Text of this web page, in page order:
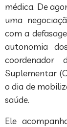
médica. De
uma
com a
autonomia
coordenador
Suplementar
o dia de
saúde.
Ele